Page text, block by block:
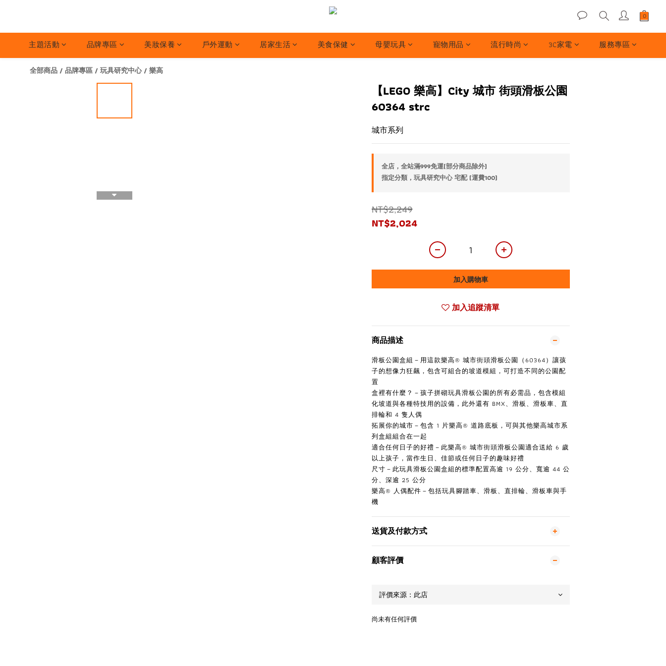
主題活動 品牌專區 美妝保養 戶外運動 居家生活 美食保健 母嬰玩具 寵物用品 流行時尚 3C家電 服務專區
全部商品/ 品牌專區/ 玩具研究中心/ 樂高
【LEGO 樂高】City 城市 街頭滑板公園
60364 strc
城市系列
全店，全站滿999免運(部分商品除外)
指定分類，玩具研究中心 宅配 (運費100)
NT$2,249
NT$2,024
加入購物車
加入追蹤清單
商品描述
滑板公園盒組－用這款樂高® 城市街頭滑板公園（60364）讓孩
子的想像力狂飆，包含可組合的坡道模組，可打造不同的公園配
置
盒裡有什麼？－孩子拼砌玩具滑板公園的所有必需品，包含模組
化坡道與各種特技用的設備，此外還有 BMX、滑板、滑板車、直
排輪和 4 隻人偶
拓展你的城市－包含 1 片樂高® 道路底板，可與其他樂高城市系
列盒組組合在一起
適合任何日子的好禮－此樂高® 城市街頭滑板公園適合送給 6 歲
以上孩子，當作生日、佳節或任何日子的趣味好禮
尺寸－此玩具滑板公園盒組的標準配置高逾 19 公分、寬逾 44 公
分、深逾 25 公分
樂高® 人偶配件－包括玩具腳踏車、滑板、直排輪、滑板車與手
機
送貨及付款方式
顧客評價
尚未有任何評價